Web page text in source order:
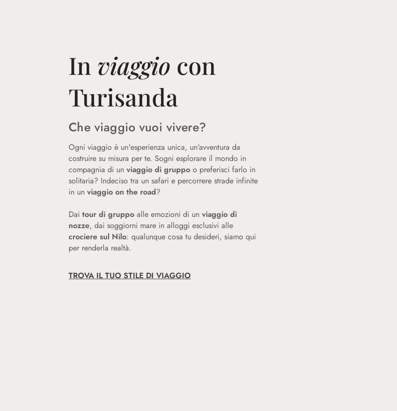
In viaggio con
Turisanda
Che viaggio vuoi vivere?
Ogni viaggio è un'esperienza unica, un'avventura da
costruire su misura per te. Sogni esplorare il mondo in
compagnia di un viaggio di gruppo o preferisci farlo in
solitaria? Indeciso tra un safari e percorrere strade infinite
in un viaggio on the road?
Dai tour di gruppo alle emozioni di unviaggio di
nozze, dai soggiorni mare in alloggi esclusivi alle
crociere sul Nilo: qualunque cosa tu desideri, siamo qui
per renderla realtà.
TROVA IL TUO STILE DI VIAGGIO